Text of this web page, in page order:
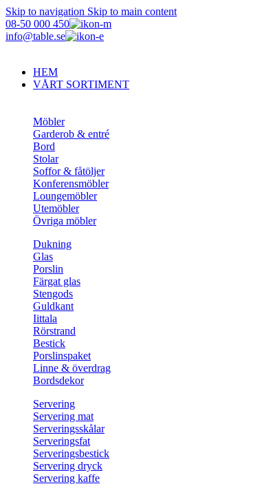
Skip to navigation Skip to main content
08-50 000 450
info@table.se
HEM
VÅRT SORTIMENT
Möbler
Garderob & entré
Bord
Stolar
Soffor & fåtöljer
Konferensmöbler
Loungemöbler
Utemöbler
Övriga möbler
Dukning
Glas
Porslin
Färgat glas
Stengods
Guldkant
Iittala
Rörstrand
Bestick
Porslinspaket
Linne & överdrag
Bordsdekor
Servering
Servering mat
Serveringsskålar
Serveringsfat
Serveringsbestick
Servering dryck
Servering kaffe